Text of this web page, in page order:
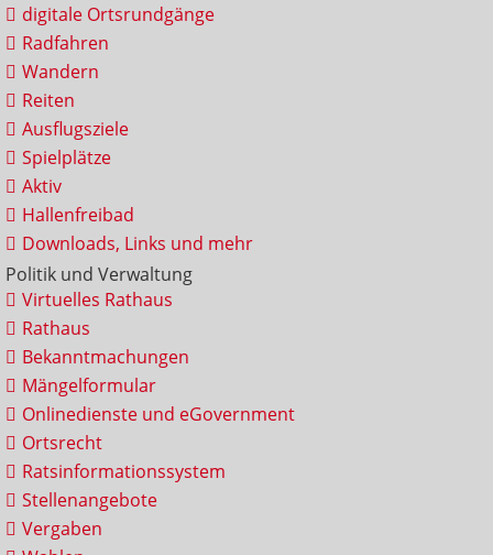
digitale Ortsrundgänge
Radfahren
Wandern
Reiten
Ausflugsziele
Spielplätze
Aktiv
Hallenfreibad
Downloads, Links und mehr
Politik und Verwaltung
Virtuelles Rathaus
Rathaus
Bekanntmachungen
Mängelformular
Onlinedienste und eGovernment
Ortsrecht
Ratsinformationssystem
Stellenangebote
Vergaben